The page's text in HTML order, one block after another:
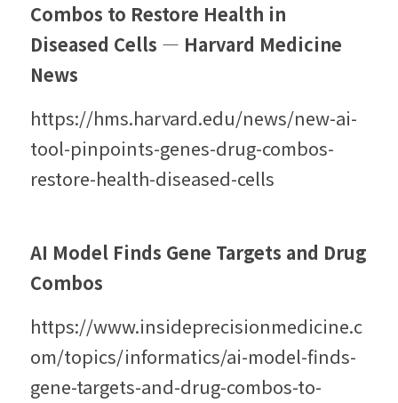
Combos to Restore Health in
Diseased Cells — Harvard Medicine
News
https://hms.harvard.edu/news/new-ai-
tool-pinpoints-genes-drug-combos-
restore-health-diseased-cells
AI Model Finds Gene Targets and Drug
Combos
https://www.insideprecisionmedicine.c
om/topics/informatics/ai-model-finds-
gene-targets-and-drug-combos-to-